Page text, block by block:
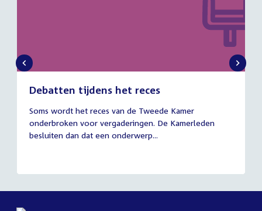
Debatten tijdens het reces
juli
2026
Soms wordt het reces van de Tweede Kamer
onderbroken voor vergaderingen. De Kamerleden
besluiten dan dat een onderwerp...